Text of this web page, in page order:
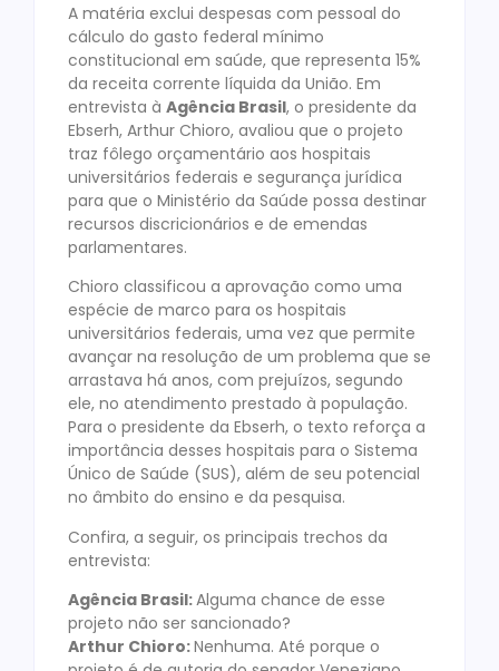
A matéria exclui despesas com pessoal do
cálculo do gasto federal mínimo
constitucional em saúde, que representa 15%
da receita corrente líquida da União. Em
entrevista à Agência Brasil, o presidente da
Ebserh, Arthur Chioro, avaliou que o projeto
traz fôlego orçamentário aos hospitais
universitários federais e segurança jurídica
para que o Ministério da Saúde possa destinar
recursos discricionários e de emendas
parlamentares.
Chioro classificou a aprovação como uma
espécie de marco para os hospitais
universitários federais, uma vez que permite
avançar na resolução de um problema que se
arrastava há anos, com prejuízos, segundo
ele, no atendimento prestado à população.
Para o presidente da Ebserh, o texto reforça a
importância desses hospitais para o Sistema
Único de Saúde (SUS), além de seu potencial
no âmbito do ensino e da pesquisa.
Confira, a seguir, os principais trechos da
entrevista:
Agência Brasil:Alguma chance de esse
projeto não ser sancionado?
Arthur Chioro:Nenhuma. Até porque o